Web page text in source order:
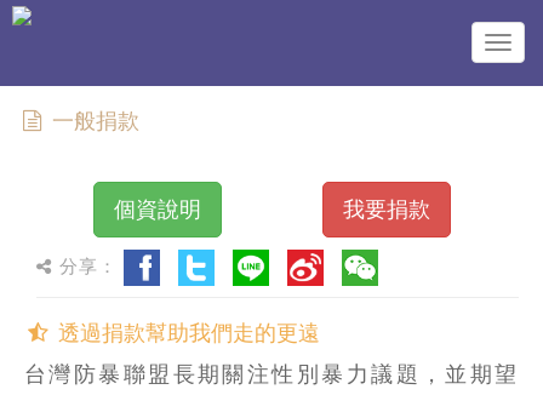
一般捐款
個資說明 我要捐款
分享：
透過捐款幫助我們走的更遠
台灣防暴聯盟長期關注性別暴力議題，並期望